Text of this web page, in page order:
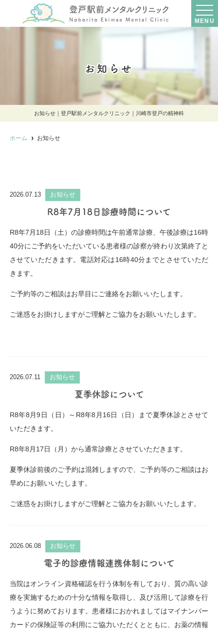
MENU
お知らせ
お知らせ｜登戸駅前メンタルクリニック｜川崎市登戸の精神科
ホーム お知らせ
2026.07.13 お知らせ
R8年7月18日診療時間について
R8年7月18日（土）の診療時間は午前通常診療、午後診療は16時
40分にご予約をいただいている患者様の診察が終わり次第終了と
させていただきます。電話対応は16時40分までとさせていただ
きます。
ご予約等のご相談はお早目にご連絡をお願いいたします。
ご迷惑をお掛けしますがご理解とご協力をお願いいたします。
2026.07.11 お知らせ
夏季休診について
R8年8月9日（日）～R8年8月16日（日）まで夏季休診とさせて
いただきます。
R8年8月17日（月）から通常診療とさせていただきます。
夏季休診前後のご予約は混雑しますので、ご予約等のご相談はお
早めにお願いいたします。
ご迷惑をお掛けしますがご理解とご協力をお願いいたします。
2026.06.08 お知らせ
電子的診療情報連携体制について
当院はオンライン資格確認を行う体制を有しており、質の高い診
療を実施するための十分な情報を取得し、及び活用して診療を行
うように努めております。患者様におかれましてはマイナンバー
カードの保険証等の利用にご協力いただくとともに、お薬の情報